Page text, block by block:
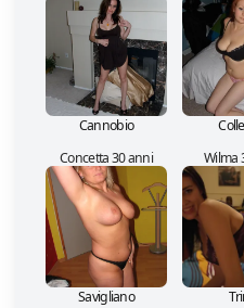
Cannobio
Concetta 30 anni
Savigliano
Wilma